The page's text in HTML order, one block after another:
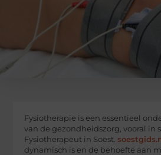
Fysiotherapie is een essentieel
van de gezondheidszorg, vooral in
Fysiotherapeut in Soest.
dynamisch is en de behoefte aan